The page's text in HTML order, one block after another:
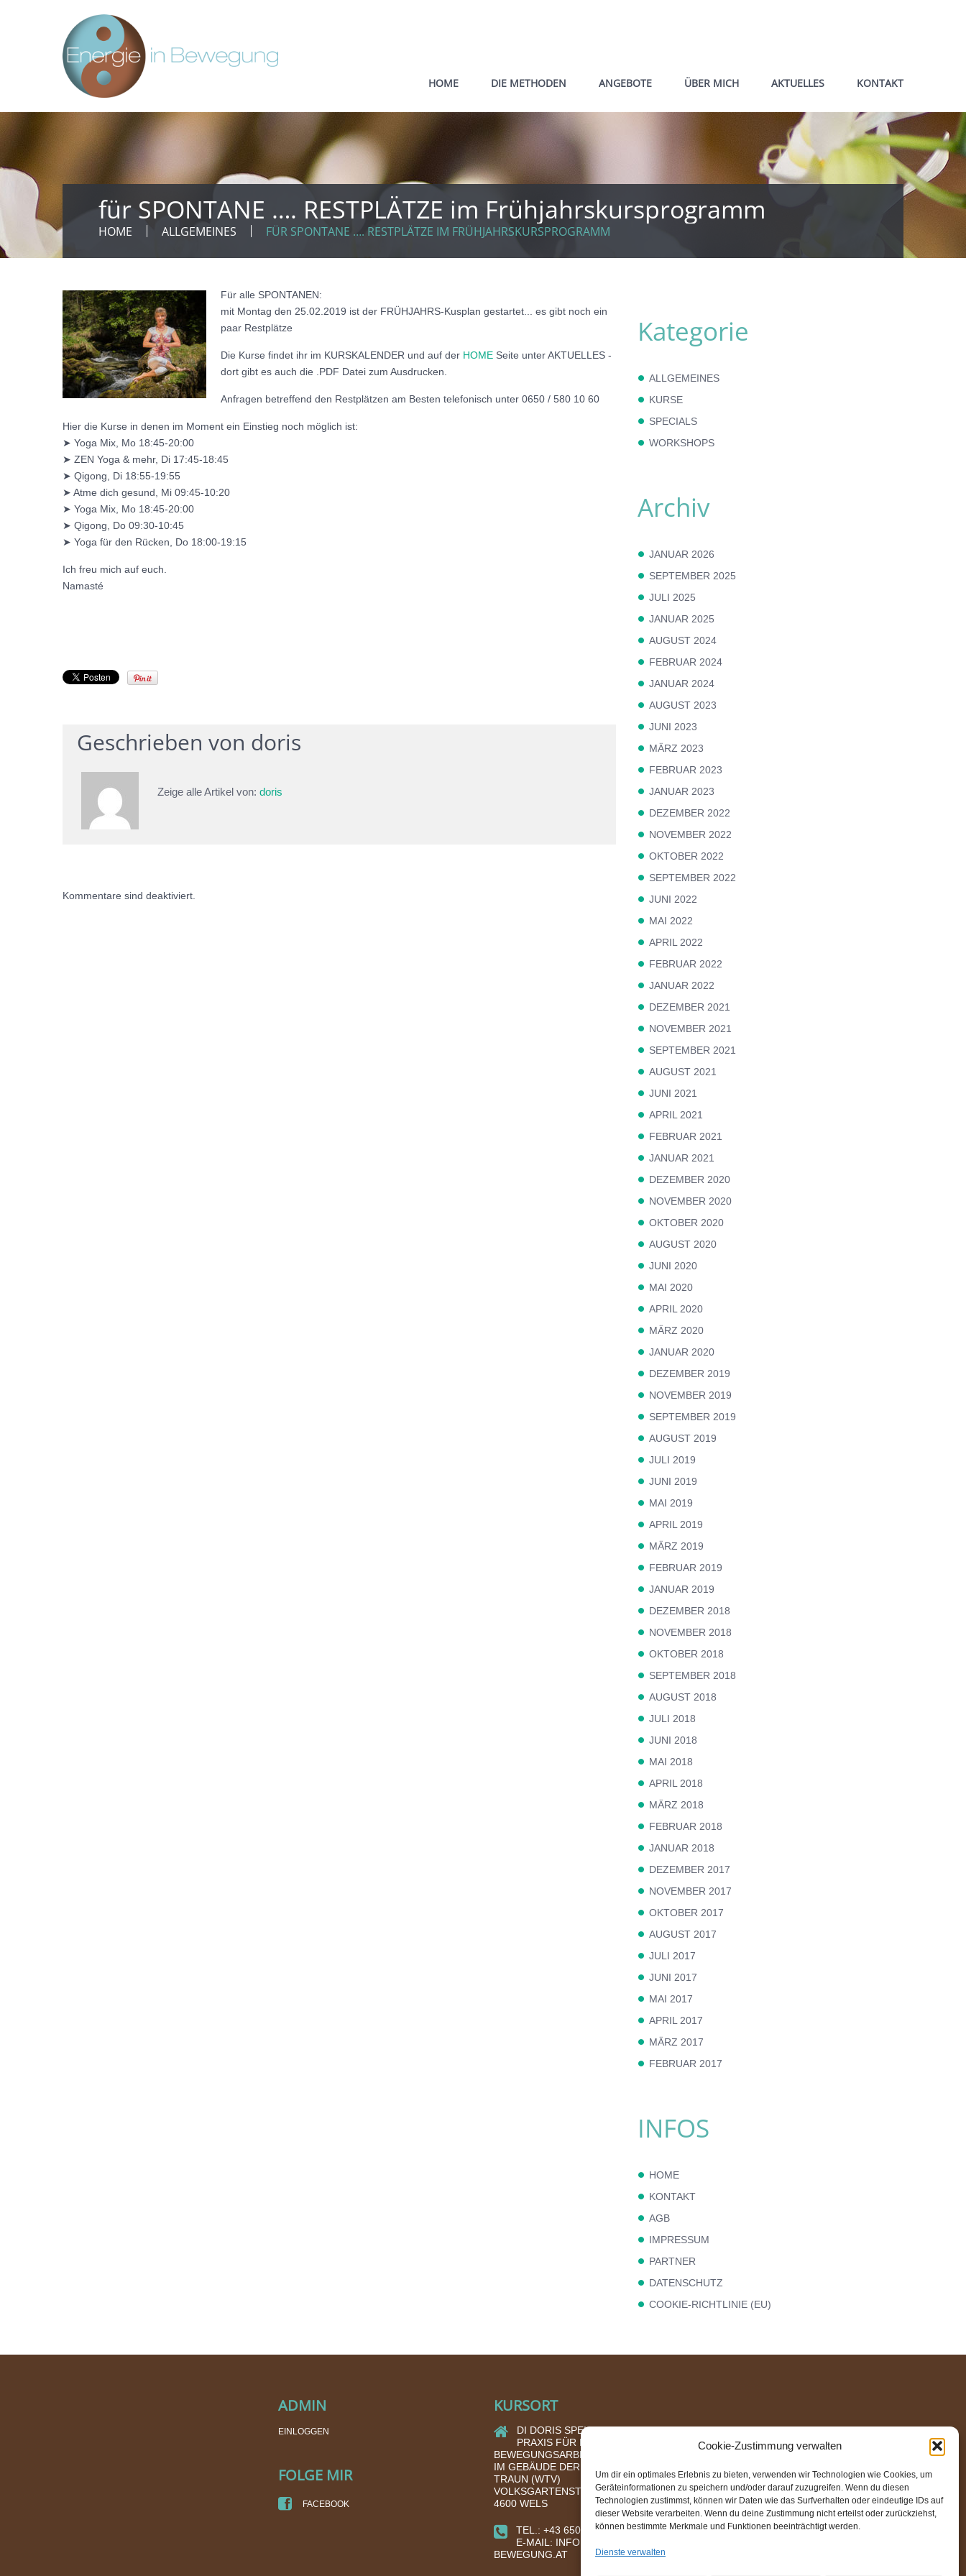
Cookie-Zustimmung verwalten
Um dir ein optimales Erlebnis zu bieten, verwenden wir Technologien wie Cookies, um
Geräteinformationen zu speichern und/oder darauf zuzugreifen. Wenn du diesen
Technologien zustimmst, können wir Daten wie das Surfverhalten oder eindeutige IDs auf
dieser Website verarbeiten. Wenn du deine Zustimmung nicht erteilst oder zurückziehst,
können bestimmte Merkmale und Funktionen beeinträchtigt werden.
Dienste verwalten
HOME DIE METHODEN ANGEBOTE ÜBER MICH AKTUELLES KONTAKT
für SPONTANE …. RESTPLÄTZE im Frühjahrskursprogramm
HOME ALLGEMEINES FÜR SPONTANE …. RESTPLÄTZE IM FRÜHJAHRSKURSPROGRAMM
Für alle SPONTANEN:
mit Montag den 25.02.2019 ist der FRÜHJAHRS-Kusplan gestartet... es gibt noch ein
paar Restplätze
Die Kurse findet ihr im KURSKALENDER und auf der HOME Seite unter AKTUELLES -
dort gibt es auch die .PDF Datei zum Ausdrucken.
Anfragen betreffend den Restplätzen am Besten telefonisch unter 0650 / 580 10 60
Hier die Kurse in denen im Moment ein Einstieg noch möglich ist:
➤ Yoga Mix, Mo 18:45-20:00
➤ ZEN Yoga & mehr, Di 17:45-18:45
➤ Qigong, Di 18:55-19:55
➤ Atme dich gesund, Mi 09:45-10:20
➤ Yoga Mix, Mo 18:45-20:00
➤ Qigong, Do 09:30-10:45
➤ Yoga für den Rücken, Do 18:00-19:15
Ich freu mich auf euch.
Namasté
Geschrieben von doris
Zeige alle Artikel von: doris
Kommentare sind deaktiviert.
Kategorie
ALLGEMEINES
KURSE
SPECIALS
WORKSHOPS
Archiv
JANUAR 2026
SEPTEMBER 2025
JULI 2025
JANUAR 2025
AUGUST 2024
FEBRUAR 2024
JANUAR 2024
AUGUST 2023
JUNI 2023
MÄRZ 2023
FEBRUAR 2023
JANUAR 2023
DEZEMBER 2022
NOVEMBER 2022
OKTOBER 2022
SEPTEMBER 2022
JUNI 2022
MAI 2022
APRIL 2022
FEBRUAR 2022
JANUAR 2022
DEZEMBER 2021
NOVEMBER 2021
SEPTEMBER 2021
AUGUST 2021
JUNI 2021
APRIL 2021
FEBRUAR 2021
JANUAR 2021
DEZEMBER 2020
NOVEMBER 2020
OKTOBER 2020
AUGUST 2020
JUNI 2020
MAI 2020
APRIL 2020
MÄRZ 2020
JANUAR 2020
DEZEMBER 2019
NOVEMBER 2019
SEPTEMBER 2019
AUGUST 2019
JULI 2019
JUNI 2019
MAI 2019
APRIL 2019
MÄRZ 2019
FEBRUAR 2019
JANUAR 2019
DEZEMBER 2018
NOVEMBER 2018
OKTOBER 2018
SEPTEMBER 2018
AUGUST 2018
JULI 2018
JUNI 2018
MAI 2018
APRIL 2018
MÄRZ 2018
FEBRUAR 2018
JANUAR 2018
DEZEMBER 2017
NOVEMBER 2017
OKTOBER 2017
AUGUST 2017
JULI 2017
JUNI 2017
MAI 2017
APRIL 2017
MÄRZ 2017
FEBRUAR 2017
INFOS
HOME
KONTAKT
AGB
IMPRESSUM
PARTNER
DATENSCHUTZ
COOKIE-RICHTLINIE (EU)
ADMIN
EINLOGGEN
FOLGE MIR
FACEBOOK
KURSORT
DI DORIS SPEIGNER
PRAXIS FÜR ENERGIE- UND
BEWEGUNGSARBEIT
IM GEBÄUDE DER TURNHALLE AN DER
TRAUN (WTV)
VOLKSGARTENSTRASSE 17
4600 WELS
TEL.: +43 650 580 1060
E-MAIL: INFO@ENERGIE-IN-
BEWEGUNG.AT